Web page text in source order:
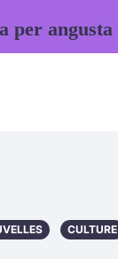
CULTURE
per angusta